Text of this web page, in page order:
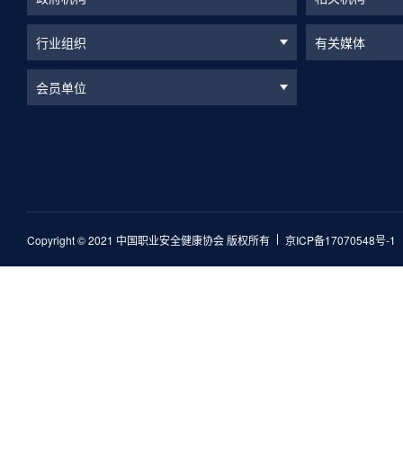
行业组织 有关媒体
会员单位
Copyright © 2021 中国职业安全健康协会 版权所有 京ICP备17070548号-1